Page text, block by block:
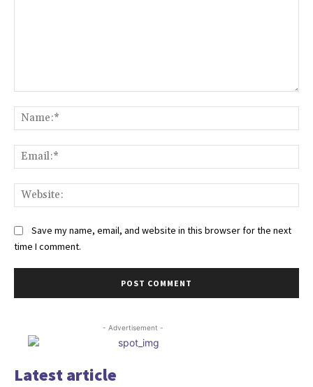
Save my name, email, and website in this browser for the next
time I comment.
- Advertisement -
Latest article